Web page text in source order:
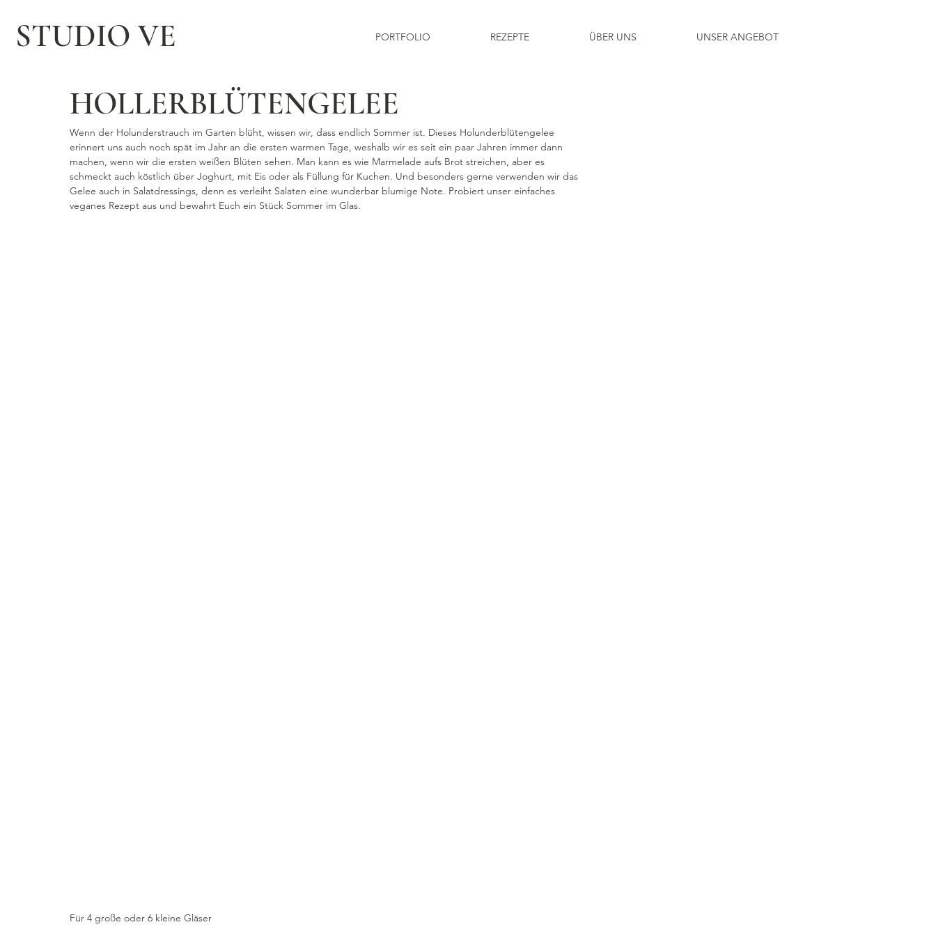
STUDIO VE PORTFOLIO REZEPTE ÜBER UNS UNSER ANGEBOT
HOLLERBLÜTENGELEE
Wenn der Holunderstrauch im Garten blüht, wissen wir, dass endlich Sommer ist. Dieses Holunderblütengelee
erinnert uns auch noch spät im Jahr an die ersten warmen Tage, weshalb wir es seit ein paar Jahren immer dann
machen, wenn wir die ersten weißen Blüten sehen. Man kann es wie Marmelade aufs Brot streichen, aber es
schmeckt auch köstlich über Joghurt, mit Eis oder als Füllung für Kuchen. Und besonders gerne verwenden wir das
Gelee auch in Salatdressings, denn es verleiht Salaten eine wunderbar blumige Note. Probiert unser einfaches
veganes Rezept aus und bewahrt Euch ein Stück Sommer im Glas.
Für 4 große oder 6 kleine Gläser